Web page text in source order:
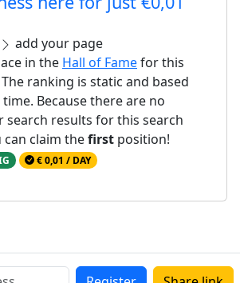
add your page
in the Hall of Famefor this
ranking is static and based
Because there are no
search results for this search
claim thefirst position!
€ 0,01 / DAY